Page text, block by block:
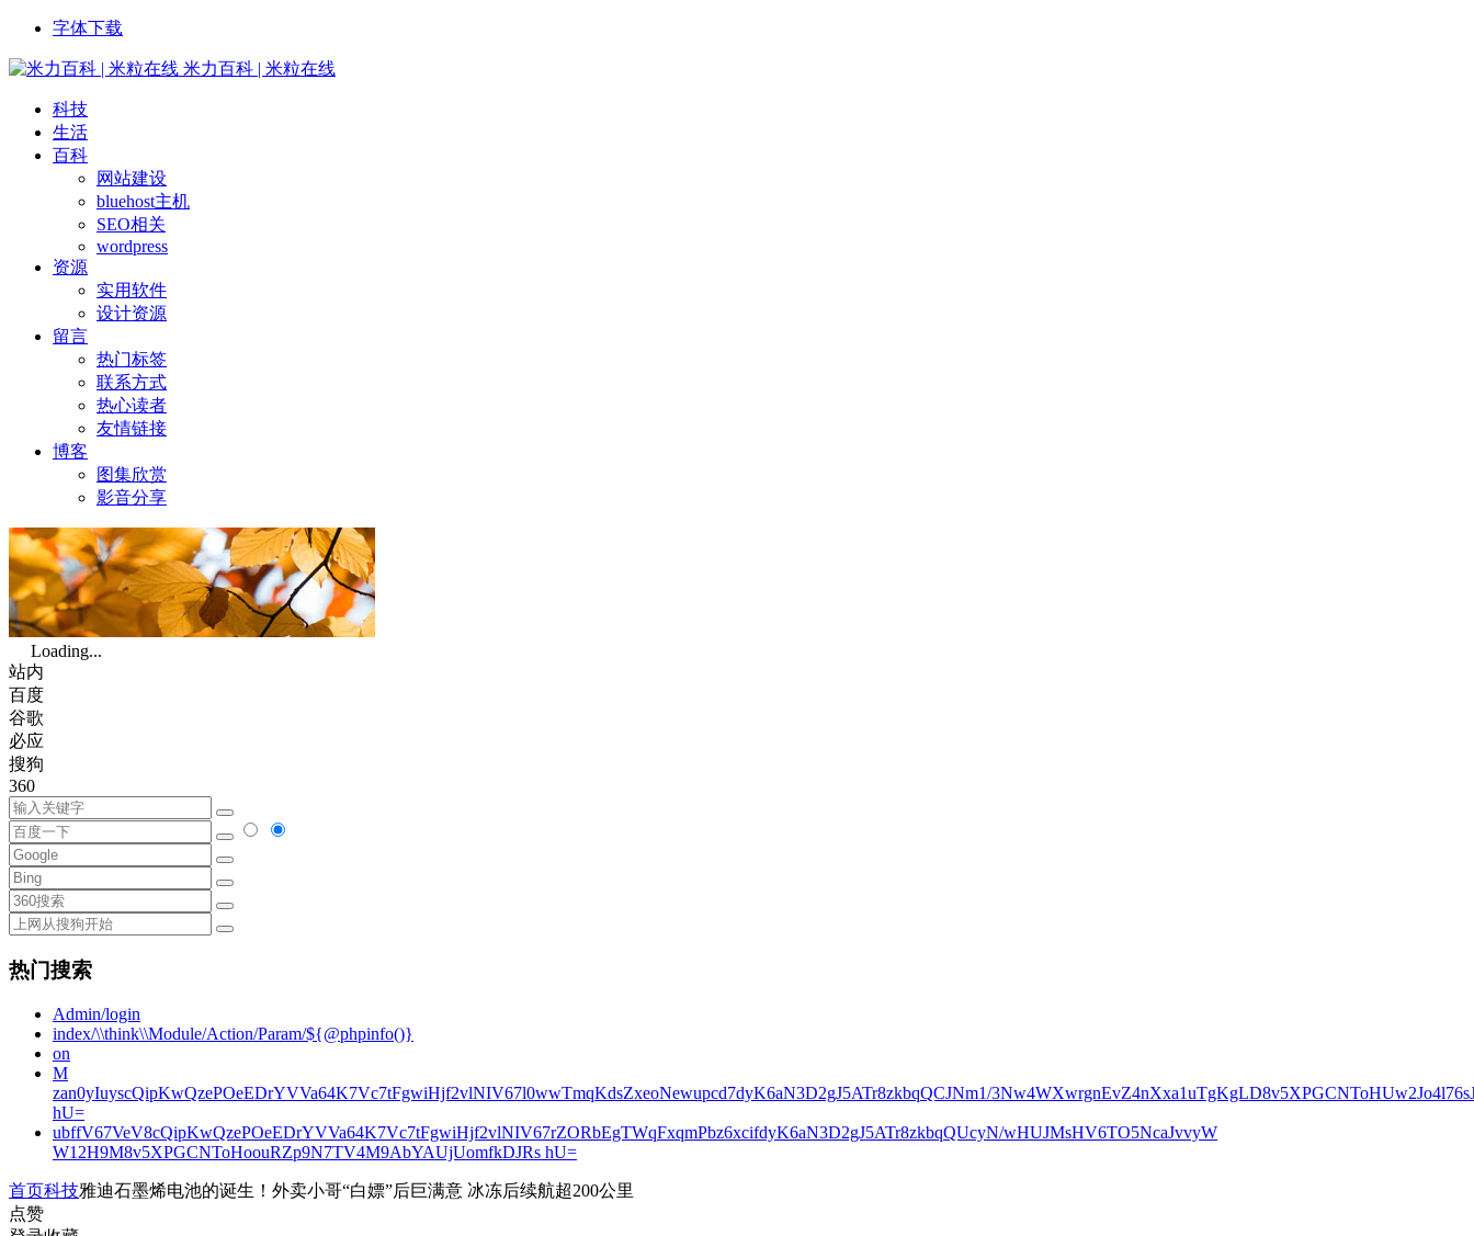
字体下载
米力百科 | 米粒在线
科技
生活
百科
网站建设
bluehost主机
SEO相关
wordpress
资源
实用软件
设计资源
留言
热门标签
联系方式
热心读者
友情链接
博客
图集欣赏
影音分享
Loading...
站内
百度
谷歌
必应
搜狗
360
热门搜索
Admin/login
index/\\think\\Module/Action/Param/${@phpinfo()}
on
M
zan0yIuyscQipKwQzePOeEDrYVVa64K7Vc7tFgwiHjf2vlNIV67l0wwTmqKdsZxeoNewupcd7dyK6aN3D2gJ5ATr8zkbqQCJNm1/
hU=
ubffV67VeV8cQipKwQzePOeEDrYVVa64K7Vc7tFgwiHjf2vlNIV67rZORbEgTWqFxqmPbz6xcifdyK6aN3D2gJ5ATr8zkbqQUcyN/wHUJMsHV6TO5NcaJvvyW
W12H9M8v5XPGCNToHoouRZp9N7TV4M9AbYAUjUomfkDJRs hU=
首页科技雅迪石墨烯电池的诞生！外卖小哥“白嫖”后巨满意 冰冻后续航超200公里
点赞